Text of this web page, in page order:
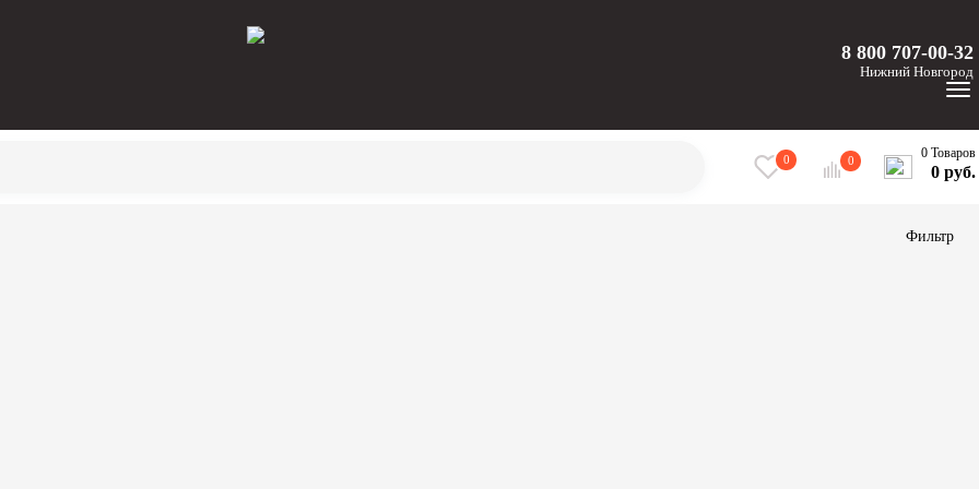
8 800 707-00-32
Нижний Новгород
0 0 0 Товаров
0 руб.
Фильтр